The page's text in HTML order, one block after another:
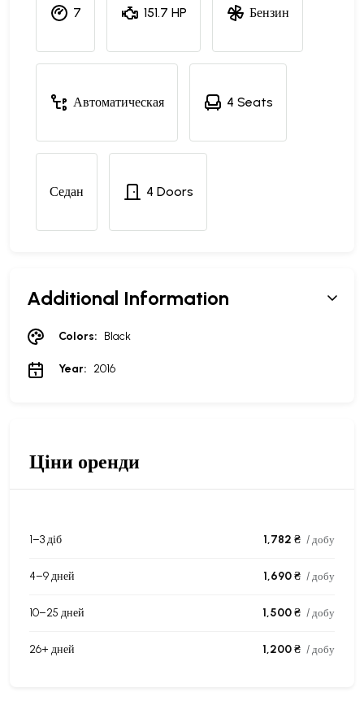
7 151.7 HP Бензин
Автоматическая 4 Seats
Седан 4 Doors
Additional Information
Colors: Black
Year: 2016
Ціни оренди
1–3 діб 1,782 ₴ / добу
4–9 дней 1,690 ₴ / добу
10–25 дней 1,500 ₴ / добу
26+ дней 1,200 ₴ / добу